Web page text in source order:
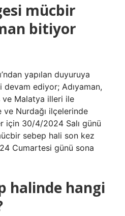
mücbir
bitiyor
yapılan duyuruya
ediyor; Adıyaman,
ve Malatya illeri ile
Nurdağı ilçelerinde
için 30/4/2024 Salı günü
sebep hali son kez
Cumartesi günü sona
halinde hangi